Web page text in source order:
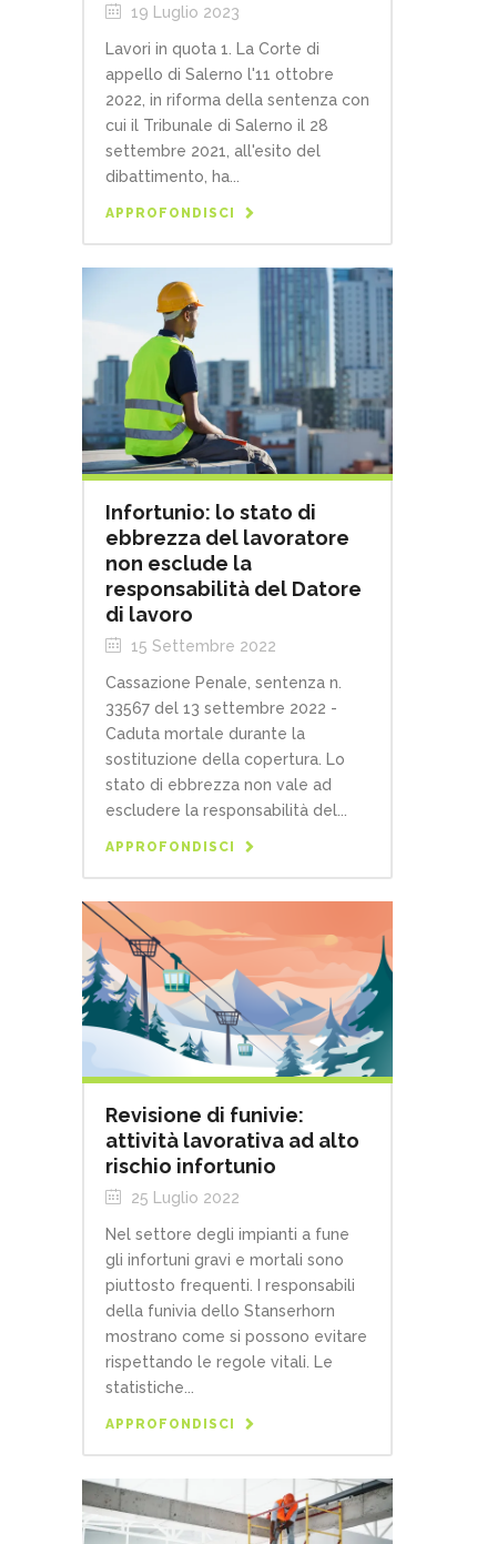
19 Luglio 2023
Lavori in quota 1. La Corte di
appello di Salerno l'11 ottobre
2022, in riforma della sentenza con
cui il Tribunale di Salerno il 28
settembre 2021, all'esito del
dibattimento, ha...
APPROFONDISCI
Infortunio: lo stato di
ebbrezza del lavoratore
non esclude la
responsabilità del Datore
di lavoro
15 Settembre 2022
Cassazione Penale, sentenza n.
33567 del 13 settembre 2022 -
Caduta mortale durante la
sostituzione della copertura. Lo
stato di ebbrezza non vale ad
escludere la responsabilità del...
APPROFONDISCI
Revisione di funivie:
attività lavorativa ad alto
rischio infortunio
25 Luglio 2022
Nel settore degli impianti a fune
gli infortuni gravi e mortali sono
piuttosto frequenti. I responsabili
della funivia dello Stanserhorn
mostrano come si possono evitare
rispettando le regole vitali. Le
statistiche...
APPROFONDISCI